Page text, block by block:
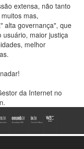
extensa, não tanto
mas,
alta governança", que
maior justiça
melhor
da Internet no